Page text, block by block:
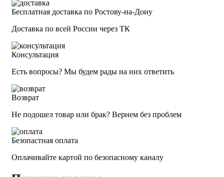
Бесплатная доставка по Ростову-на-Дону
Доставка по всей России через ТК
Консультация
Есть вопросы? Мы будем рады на них ответить
Возврат
Не подошел товар или брак? Вернем без проблем
Безопастная оплата
Оплачивайте картой по безопасному каналу